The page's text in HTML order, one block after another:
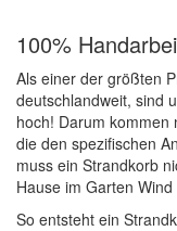
100%
Als einer der größten
deutschlandweit, sind
hoch! Darum kommen
die den spezifischen
muss ein Strandkorb
Hause im Garten
So entsteht ein